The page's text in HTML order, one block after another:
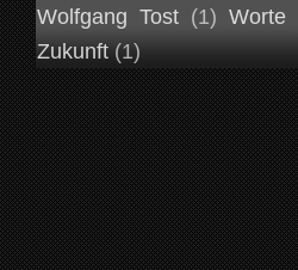
Wolfgang Tost (1) Worte
Zukunft (1)